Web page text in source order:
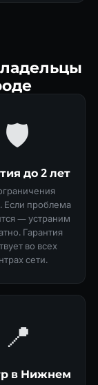
🛡
до 2 лет
Если проблема
— устраним
Гарантия
во всех
сети.
📍
в Нижнем